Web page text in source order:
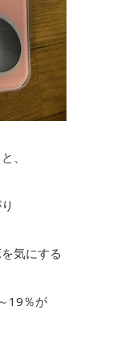
、
を気にする
19％が